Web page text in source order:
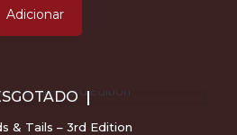
Adicionar
& Tails – 3rd Edition